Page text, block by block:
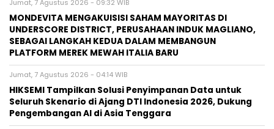
Jumat, 7 Agustus 2026 - 09:32 WIB
MONDEVITA MENGAKUISISI SAHAM MAYORITAS DI
UNDERSCORE DISTRICT, PERUSAHAAN INDUK MAGLIANO,
SEBAGAI LANGKAH KEDUA DALAM MEMBANGUN
PLATFORM MEREK MEWAH ITALIA BARU
Jumat, 7 Agustus 2026 - 04:14 WIB
HIKSEMI Tampilkan Solusi Penyimpanan Data untuk
Seluruh Skenario di Ajang DTI Indonesia 2026, Dukung
Pengembangan AI di Asia Tenggara